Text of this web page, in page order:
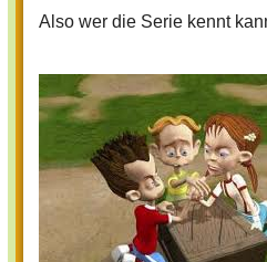
Also wer die Serie kennt